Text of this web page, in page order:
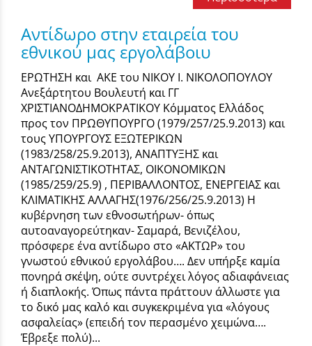
Αντίδωρο στην εταιρεία του
εθνικού μας εργολάβοιυ
ΕΡΩΤΗΣΗ και ΑΚΕ του ΝΙΚΟΥ Ι. ΝΙΚΟΛΟΠΟΥΛΟΥ
Ανεξάρτητου Βουλευτή και ΓΓ
ΧΡΙΣΤΙΑΝΟΔΗΜΟΚΡΑΤΙΚΟΥ Κόμματος Ελλάδος
προς τον ΠΡΩΘΥΠΟΥΡΓΟ (1979/257/25.9.2013) και
τους ΥΠΟΥΡΓΟΥΣ ΕΞΩΤΕΡΙΚΩΝ
(1983/258/25.9.2013), ΑΝΑΠΤΥΞΗΣ και
ΑΝΤΑΓΩΝΙΣΤΙΚΟΤΗΤΑΣ, ΟΙΚΟΝΟΜΙΚΩΝ
(1985/259/25.9) , ΠΕΡΙΒΑΛΛΟΝΤΟΣ, ΕΝΕΡΓΕΙΑΣ και
ΚΛΙΜΑΤΙΚΗΣ ΑΛΛΑΓΗΣ(1976/256/25.9.2013) Η
κυβέρνηση των εθνοσωτήρων- όπως
αυτοαναγορεύτηκαν- Σαμαρά, Βενιζέλου,
πρόσφερε ένα αντίδωρο στο «ΑΚΤΩΡ» του
γνωστού εθνικού εργολάβου…. Δεν υπήρξε καμία
πονηρά σκέψη, ούτε συντρέχει λόγος αδιαφάνειας
ή διαπλοκής. Όπως πάντα πράττουν άλλωστε για
το δικό μας καλό και συγκεκριμένα για «λόγους
ασφαλείας» (επειδή τον περασμένο χειμώνα….
Έβρεξε πολύ)...